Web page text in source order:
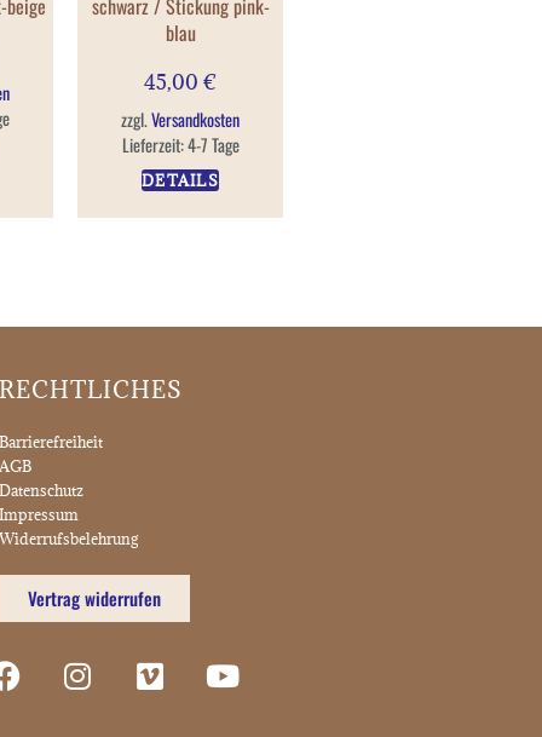
schwarz / Stickung pink-
blau
45,00 €
zzgl.Versandkosten
Lieferzeit:4-7 Tage
DETAILS
RECHTLICHES
Barrierefreiheit
AGB
Datenschutz
Impressum
Widerrufsbelehrung
Vertrag widerrufen